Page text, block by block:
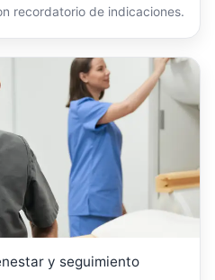
recordatorio de indicaciones.
y seguimiento